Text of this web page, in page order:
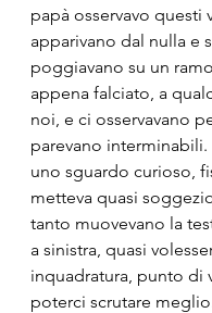
papà osservavo questi
apparivano dal nulla e
poggiavano su un
appena falciato, a
noi, e ci osservavano
parevano
uno sguardo curioso,
metteva quasi
tanto muovevano la
a sinistra, quasi
inquadratura, punto di
poterci scrutare